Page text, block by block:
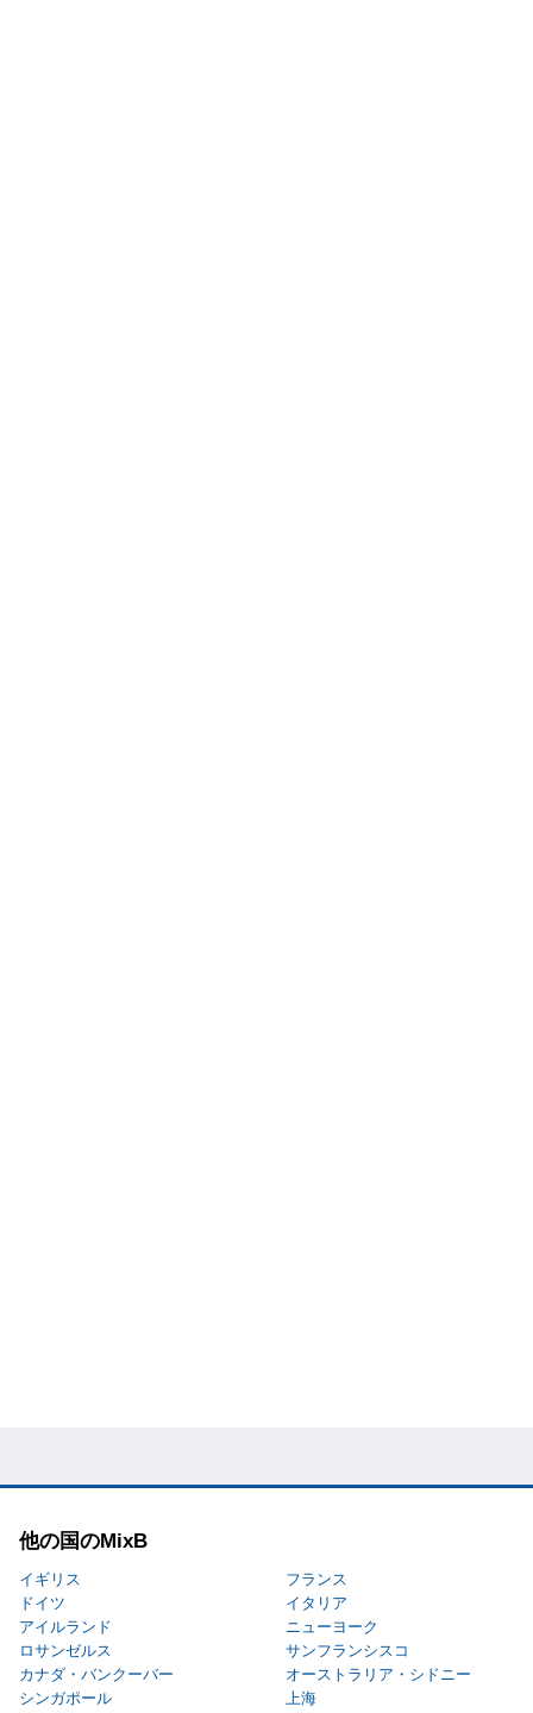
他の国のMixB
イギリス
フランス
ドイツ
イタリア
アイルランド
ニューヨーク
ロサンゼルス
サンフランシスコ
カナダ・バンクーバー
オーストラリア・シドニー
シンガポール
上海